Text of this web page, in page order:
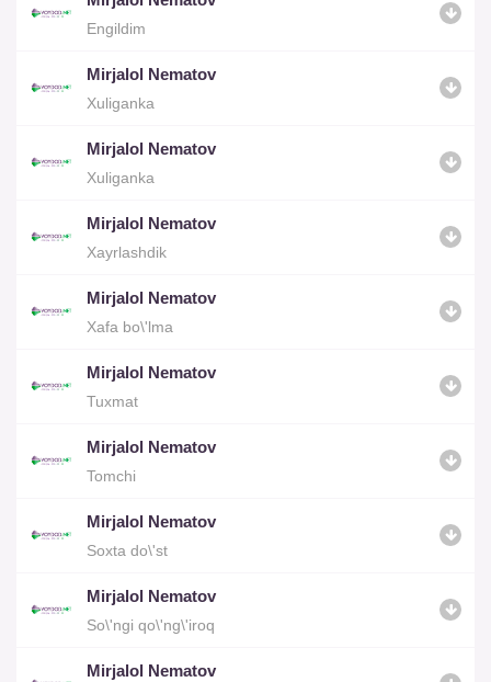
Engildim
Mirjalol Nematov
Xuliganka
Mirjalol Nematov
Xuliganka
Mirjalol Nematov
Xayrlashdik
Mirjalol Nematov
Xafa bo\'lma
Mirjalol Nematov
Tuxmat
Mirjalol Nematov
Tomchi
Mirjalol Nematov
Soxta do\'st
Mirjalol Nematov
So\'ngi qo\'ng\'iroq
Mirjalol Nematov